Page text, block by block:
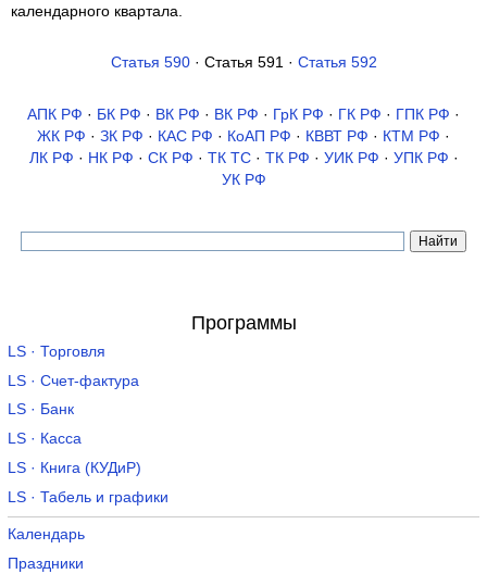
календарного квартала.
Статья 590· Статья 591 · Статья 592
АПК РФ · БК РФ · ВК РФ · ВК РФ · ГрК РФ · ГК РФ · ГПК РФ ·
ЖК РФ · ЗК РФ · КАС РФ · КоАП РФ · КВВТ РФ · КТМ РФ ·
ЛК РФ · НК РФ · СК РФ · ТК TC· ТК РФ · УИК РФ · УПК РФ ·
УК РФ
Программы
LS · Торговля
LS · Счет-фактура
LS · Банк
LS · Касса
LS · Книга (КУДиР)
LS · Табель и графики
Календарь
Праздники